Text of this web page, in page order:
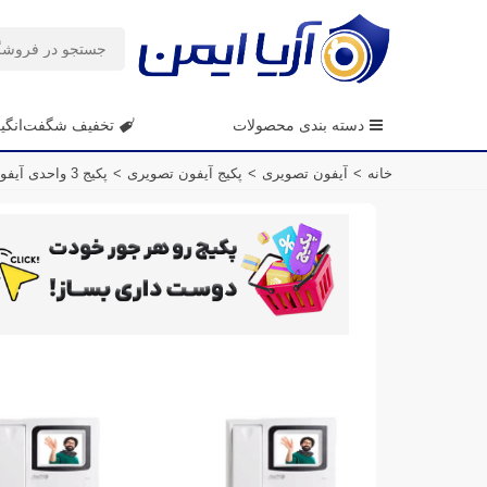
دسته بندی محصولات تخفیف
خانه > آیفون تصویری > پکیج آیفون تصویری > پکیج 3 واحدی آیفون تصویری